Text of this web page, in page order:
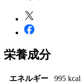
栄養成分
エネルギー
995 kcal